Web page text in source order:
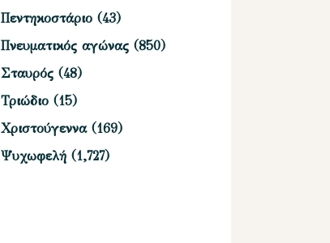
Πεντηκοστάριο (43)
Πνευματικός αγώνας (850)
Σταυρός (48)
Τριώδιο (15)
Χριστούγεννα(169)
Ψυχωφελή (1,727)